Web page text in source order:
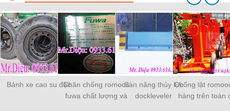
Bánh xe cao su đặcChân chống romooc
fuwa chất lượng và
Sàn nâng thủy lực
dockleveler
Chống lật
hàng trên toàn